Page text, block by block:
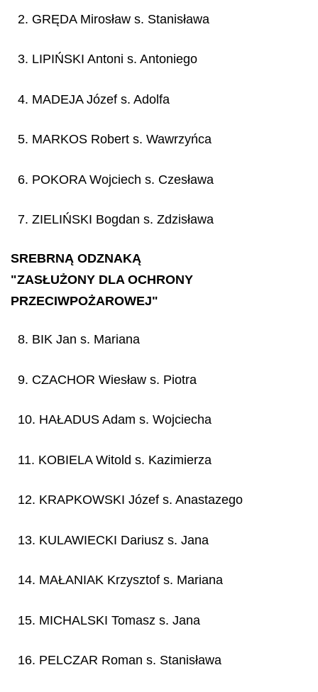
2. GRĘDA Mirosław s. Stanisława
3. LIPIŃSKI Antoni s. Antoniego
4. MADEJA Józef s. Adolfa
5. MARKOS Robert s. Wawrzyńca
6. POKORA Wojciech s. Czesława
7. ZIELIŃSKI Bogdan s. Zdzisława
SREBRNĄ ODZNAKĄ
"ZASŁUŻONY DLA OCHRONY
PRZECIWPOŻAROWEJ"
8. BIK Jan s. Mariana
9. CZACHOR Wiesław s. Piotra
10. HAŁADUS Adam s. Wojciecha
11. KOBIELA Witold s. Kazimierza
12. KRAPKOWSKI Józef s. Anastazego
13. KULAWIECKI Dariusz s. Jana
14. MAŁANIAK Krzysztof s. Mariana
15. MICHALSKI Tomasz s. Jana
16. PELCZAR Roman s. Stanisława